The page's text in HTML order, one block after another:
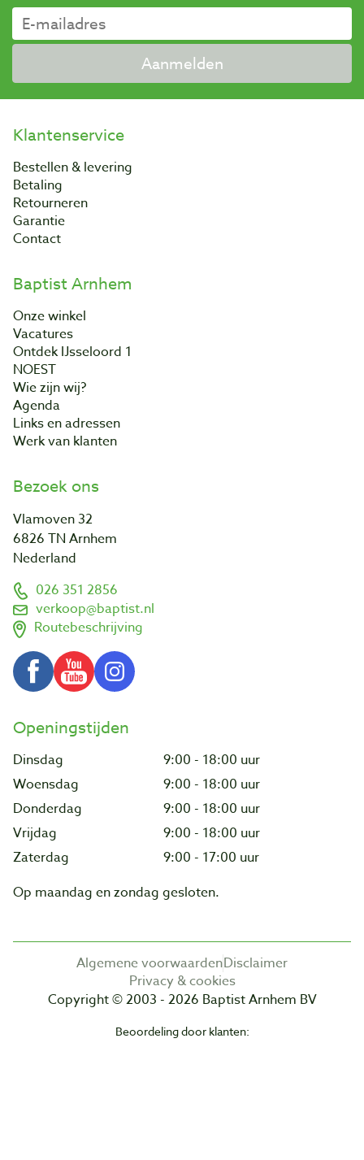
Aanmelden
Klantenservice
Bestellen & levering
Betaling
Retourneren
Garantie
Contact
Baptist Arnhem
Onze winkel
Vacatures
Ontdek IJsseloord 1
NOEST
Wie zijn wij?
Agenda
Links en adressen
Werk van klanten
Bezoek ons
Vlamoven 32
6826 TN Arnhem
Nederland
026 351 2856
verkoop@baptist.nl
Routebeschrijving
Openingstijden
Dinsdag
9:00 - 18:00 uur
Woensdag
9:00 - 18:00 uur
Donderdag
9:00 - 18:00 uur
Vrijdag
9:00 - 18:00 uur
Zaterdag
9:00 - 17:00 uur
Op maandag en zondag gesloten.
Algemene voorwaardenDisclaimer
Privacy & cookies
Copyright © 2003 - 2026 Baptist Arnhem BV
Beoordeling door klanten: